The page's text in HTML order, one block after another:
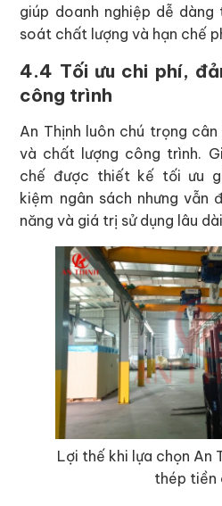
giúp doanh nghiệp dễ
soát chất lượng và hạn chế
4.4 Tối ưu chi phí,
công trình
An Thịnh luôn chú trọng
và chất lượng công trình.
chế được thiết kế tối ưu
kiệm ngân sách nhưng vẫn
năng và giá trị sử dụng lâu
Lợi thế khi lựa chọn An
thép tiền